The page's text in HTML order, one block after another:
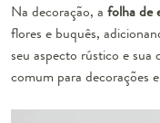
Na decoração, a folha de
flores e buquês,
seu aspecto rústico e sua
comum para decorações